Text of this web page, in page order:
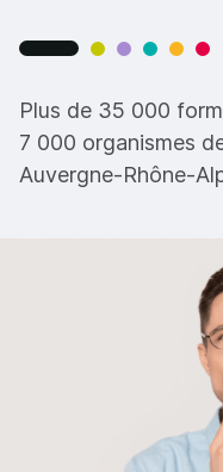
Plus de 35 000
7 000 organismes
Auvergne-Rhône-